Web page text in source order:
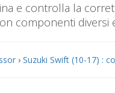
e controlla la
componenti
› Suzuki Swift (10-17) :